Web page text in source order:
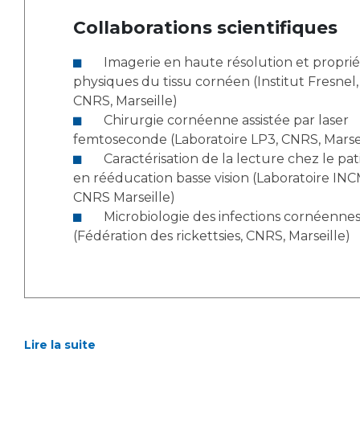
Collaborations scientifiques
physiques du tissu cornéen (Institut Fresnel,
CNRS, Marseille)
femtoseconde (Laboratoire LP3, CNRS,
en rééducation basse vision (Laboratoire
CNRS Marseille)
(Fédération des rickettsies, CNRS, Marseille)
Lire la suite